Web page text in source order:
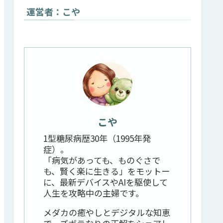
運営者：こや
こや
1型糖尿病歴30年（1995年発
症）。
「病気があっても、ものぐさで
も、賢く楽に生きる」をモットー
に、最新デバイスやAIを駆使して
人生を攻略中の主婦です。
メダカの癒やしとデジタルな知恵